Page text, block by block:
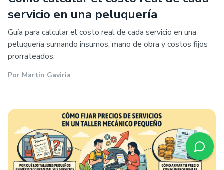
servicio en una peluquería
Guía para calcular el costo real de cada servicio en una
peluquería sumando insumos, mano de obra y costos fijos
prorrateados.
Por Martin Gaviria